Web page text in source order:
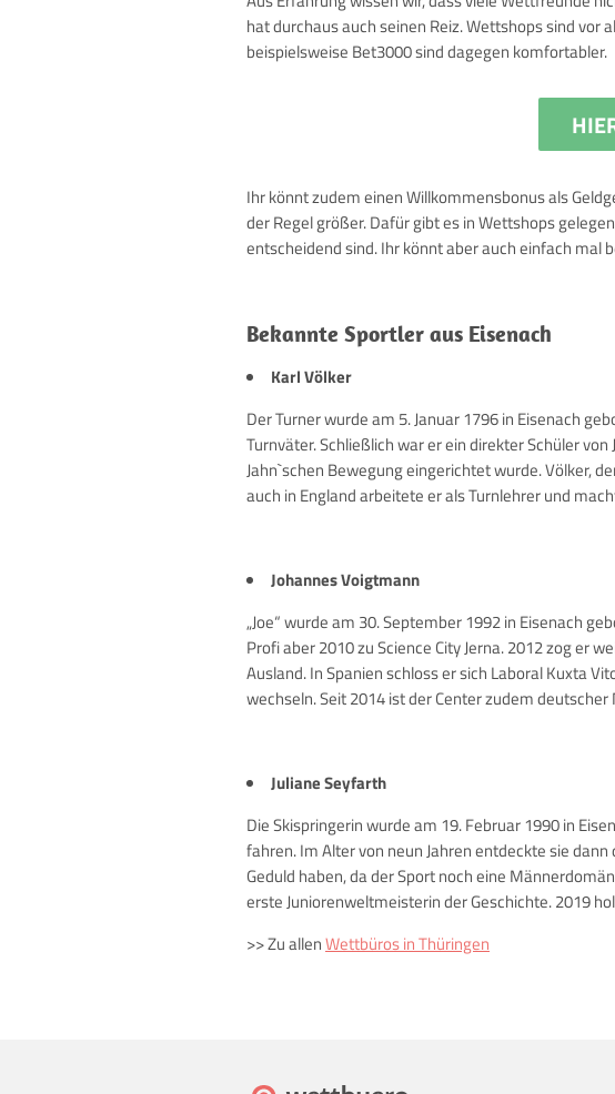
hat durchaus auch seinen Reiz. Wettshops sind vor
beispielsweise Bet3000 sind dagegen komfortabler.
Ihr könnt zudem einen Willkommensbonus als
der Regel größer. Dafür gibt es in Wettshops
entscheidend sind. Ihr könnt aber auch einfach mal
Bekannte Sportler aus Eisenach
Karl Völker
Der Turner wurde am 5. Januar 1796 in Eisenach
Turnväter. Schließlich war er ein direkter Schüler
Jahn`schen Bewegung eingerichtet wurde. Völker,
auch in England arbeitete er als Turnlehrer und
Johannes Voigtmann
„Joe“ wurde am 30. September 1992 in Eisenach
Profi aber 2010 zu Science City Jerna. 2012 zog er
Ausland. In Spanien schloss er sich Laboral Kuxta
wechseln. Seit 2014 ist der Center zudem deutscher
Juliane Seyfarth
Die Skispringerin wurde am 19. Februar 1990 in
fahren. Im Alter von neun Jahren entdeckte sie
Geduld haben, da der Sport noch eine
erste Juniorenweltmeisterin der Geschichte. 2019
>> Zu allenWettbüros in Thüringen